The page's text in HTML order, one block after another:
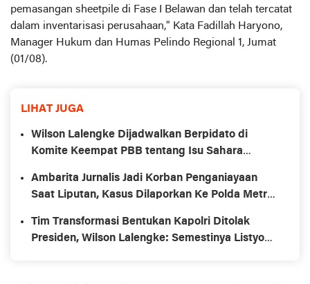
pemasangan sheetpile di Fase I Belawan dan telah tercatat
dalam inventarisasi perusahaan," Kata Fadillah Haryono,
Manager Hukum dan Humas Pelindo Regional 1, Jumat
(01/08).
LIHAT JUGA
Wilson Lalengke Dijadwalkan Berpidato di
Komite Keempat PBB tentang Isu Sahara
Ambarita Jurnalis Jadi Korban Penganiayaan
Saat Liputan, Kasus Dilaporkan Ke Polda Metro
Tim Transformasi Bentukan Kapolri Ditolak
Presiden, Wilson Lalengke: Semestinya Listyo